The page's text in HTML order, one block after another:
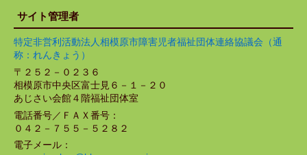
サイト管理者
特定非営利活動法人相模原市障害児者福祉団体連絡協議会（通
称：れんきょう）
〒２５２－０２３６
相模原市中央区富士見６－１－２０
あじさい会館４階福祉団体室
電話番号／ＦＡＸ番号：
０４２－７５５－５２８２
電子メール：